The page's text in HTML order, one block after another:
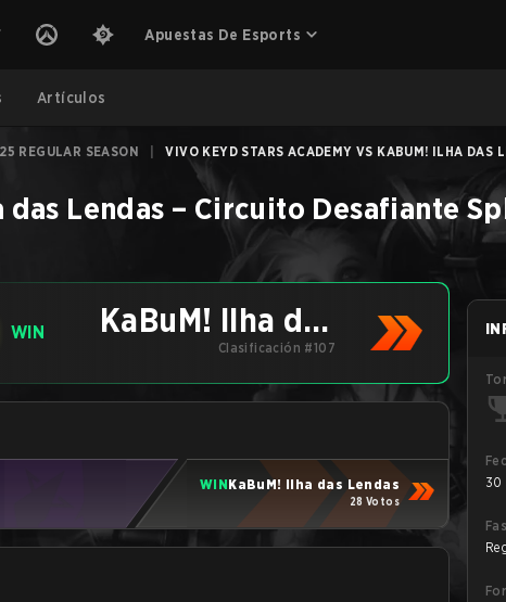
Apuestas De Esports
Artículos
REGULAR SEASON VIVO KEYD STARS ACADEMY VS KABUM! ILHA DAS
das Lendas – Circuito Desafiante
WIN
KaBuM! Ilha das
Lendas
Clasificación #107
WINKaBuM! Ilha das Lendas
28 Votos
30